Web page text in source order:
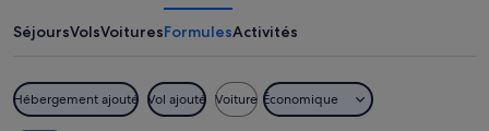
de
SéjoursVolsVoituresFormulesActivités
Hébergement ajouté Vol ajouté Voiture Économique